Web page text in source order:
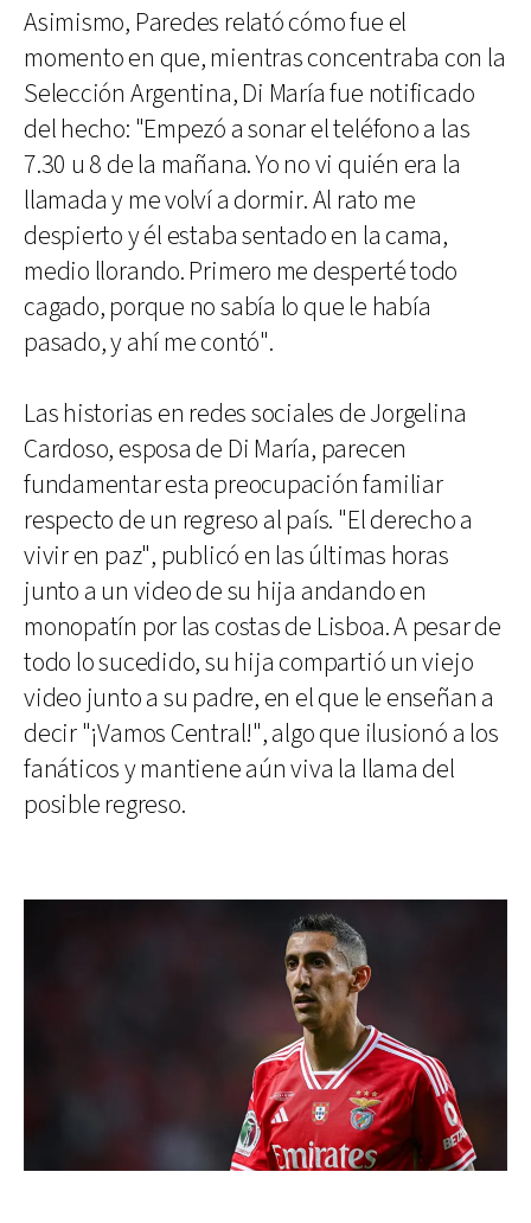
Asimismo, Paredes relató cómo fue el
momento en que, mientras concentraba con la
Selección Argentina, Di María fue notificado
del hecho: "Empezó a sonar el teléfono a las
7.30 u 8 de la mañana. Yo no vi quién era la
llamada y me volví a dormir. Al rato me
despierto y él estaba sentado en la cama,
medio llorando. Primero me desperté todo
cagado, porque no sabía lo que le había
pasado, y ahí me contó".
Las historias en redes sociales de Jorgelina
Cardoso, esposa de Di María, parecen
fundamentar esta preocupación familiar
respecto de un regreso al país. "El derecho a
vivir en paz", publicó en las últimas horas
junto a un video de su hija andando en
monopatín por las costas de Lisboa. A pesar de
todo lo sucedido, su hija compartió un viejo
video junto a su padre, en el que le enseñan a
decir "¡Vamos Central!", algo que ilusionó a los
fanáticos y mantiene aún viva la llama del
posible regreso.